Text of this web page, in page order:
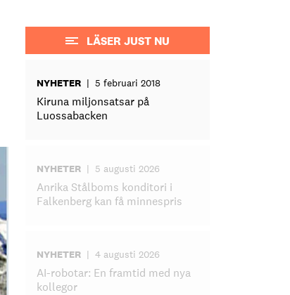
LÄSER JUST NU
NYHETER | 5 februari 2018
Kiruna miljonsatsar på
Luossabacken
NYHETER | 5 augusti 2026
Anrika Stålboms konditori i
Falkenberg kan få minnespris
NYHETER | 4 augusti 2026
AI-robotar: En framtid med nya
kollegor